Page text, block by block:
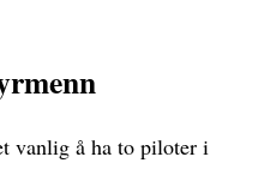
vanlig å ha to piloter i